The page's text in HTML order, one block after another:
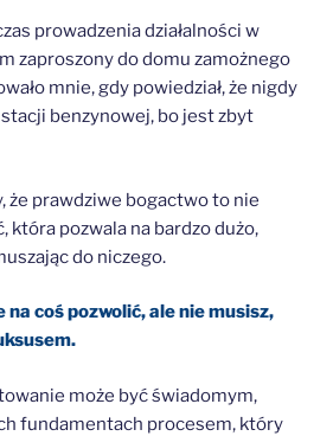
prowadzenia działalności w
zaproszony do domu zamożnego
mnie, gdy powiedział, że nigdy
stacji benzynowej, bo jest zbyt
że prawdziwe bogactwo to nie
która pozwala na bardzo dużo,
do niczego.
na coś pozwolić, ale nie musisz,
może być świadomym,
fundamentach procesem, który